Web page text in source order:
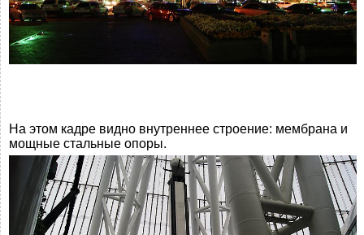
На этом кадре видно внутреннее строение: мембрана и
мощные стальные опоры.